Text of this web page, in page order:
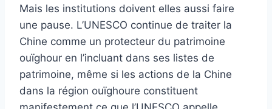
Mais les institutions doivent elles aussi faire
une pause. L’UNESCO continue de traiter la
Chine comme un protecteur du patrimoine
ouïghour en l’incluant dans ses listes de
patrimoine, même si les actions de la Chine
dans la région ouïghoure constituent